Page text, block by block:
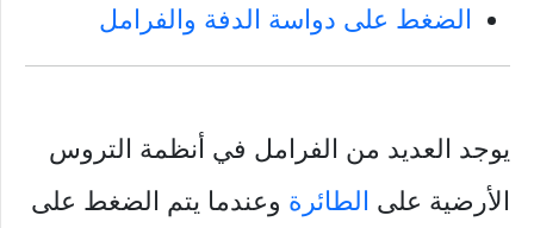
الضغط على دواسة الدفة والفرامل
يوجد العديد من الفرامل في أنظمة التروس
الأرضية على الطائرة وعندما يتم الضغط على